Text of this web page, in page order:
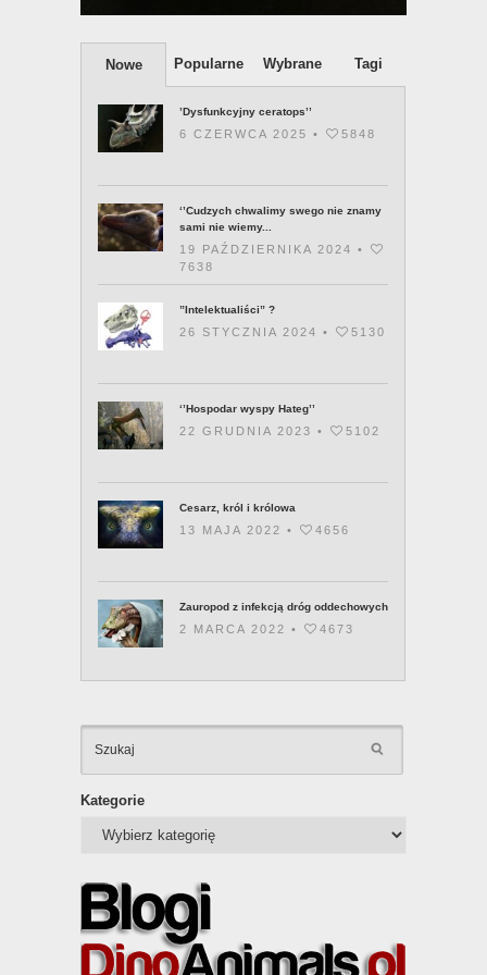
Nowe Popularne Wybrane Tagi
’Dysfunkcyjny ceratops’’
6 CZERWCA 2025 • 5848
‘’Cudzych chwalimy swego nie znamy
sami nie wiemy...
19 PAŹDZIERNIKA 2024 •
7638
”Intelektualiści” ?
26 STYCZNIA 2024 • 5130
‘’Hospodar wyspy Hateg’’
22 GRUDNIA 2023 • 5102
Cesarz, król i królowa
13 MAJA 2022 • 4656
Zauropod z infekcją dróg oddechowych
2 MARCA 2022 • 4673
Kategorie